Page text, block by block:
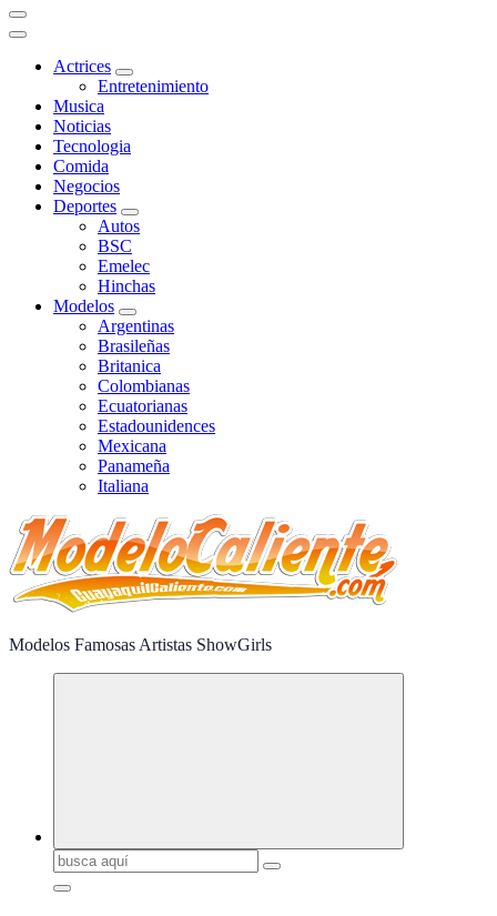
Actrices
Entretenimiento
Musica
Noticias
Tecnologia
Comida
Negocios
Deportes
Autos
BSC
Emelec
Hinchas
Modelos
Argentinas
Brasileñas
Britanica
Colombianas
Ecuatorianas
Estadounidences
Mexicana
Panameña
Italiana
Modelos Famosas Artistas ShowGirls
Buscar: